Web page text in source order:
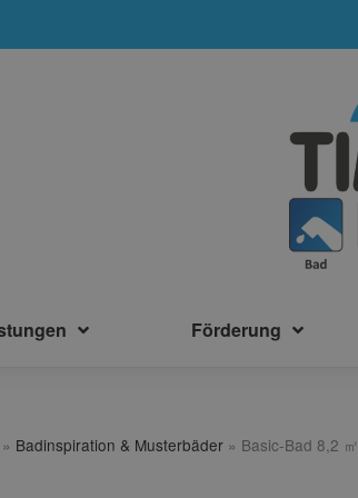
Förderung
» Badinspiration & Musterbäder » Basic-Bad 8,2 ㎡